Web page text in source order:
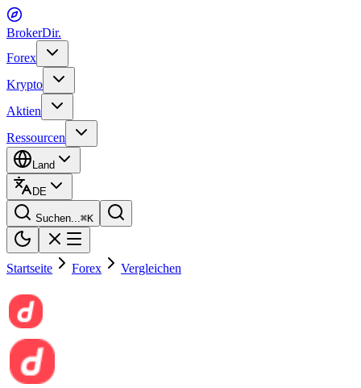
BrokerDir.
Forex
Krypto
Aktien
Ressourcen
Land
DE
Suchen...⌘K
Startseite Forex Vergleichen